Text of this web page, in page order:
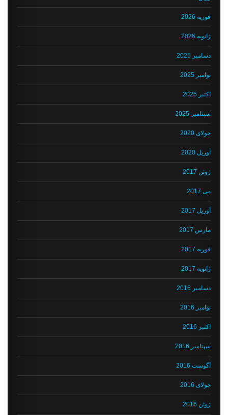
فوریه 2026
ژانویه 2026
دسامبر 2025
نوامبر 2025
اکتبر 2025
سپتامبر 2025
جولای 2020
آوریل 2020
ژوئن 2017
می 2017
آوریل 2017
مارس 2017
فوریه 2017
ژانویه 2017
دسامبر 2016
نوامبر 2016
اکتبر 2016
سپتامبر 2016
آگوست 2016
جولای 2016
ژوئن 2016